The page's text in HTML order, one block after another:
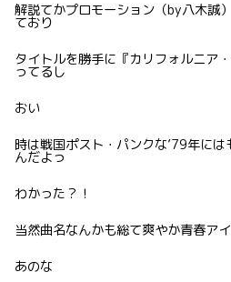
解説てかプロモーション（by八木誠
ており
タイトルを勝手に『カリフォルニア
ってるし
おい
時は戦国ポスト・パンクな’79年に
んだよっ
わかった？！
当然曲名なんかも総て爽やか青春ア
あのな